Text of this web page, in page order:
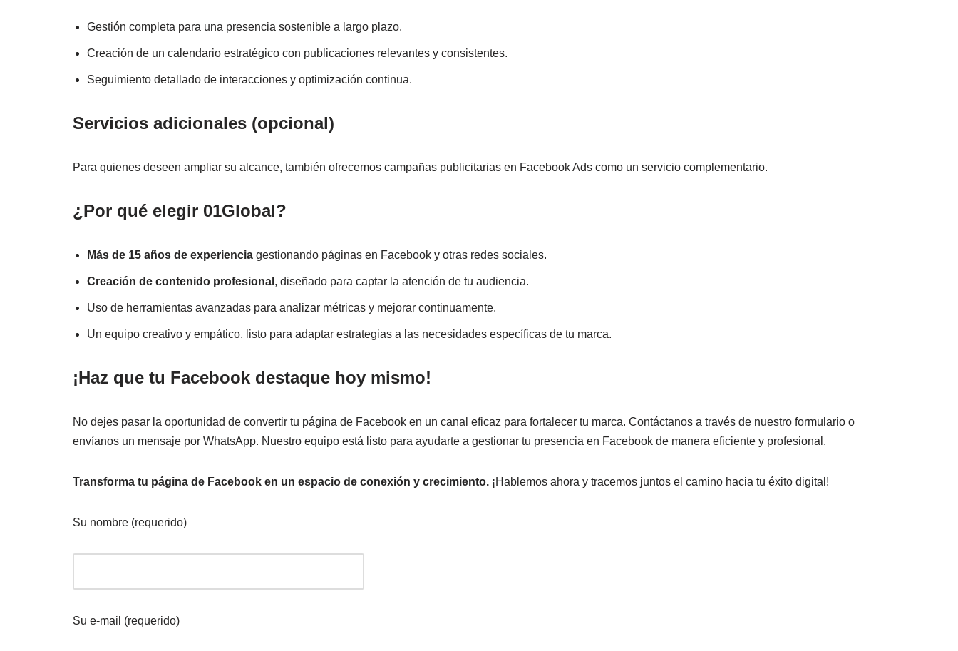
Gestión completa para una presencia sostenible a largo plazo.
Creación de un calendario estratégico con publicaciones relevantes y consistentes.
Seguimiento detallado de interacciones y optimización continua.
Servicios adicionales (opcional)
Para quienes deseen ampliar su alcance, también ofrecemos campañas publicitarias en Facebook Ads como un servicio complementario.
¿Por qué elegir 01Global?
Más de 15 años de experiencia gestionando páginas en Facebook y otras redes sociales.
Creación de contenido profesional , diseñado para captar la atención de tu audiencia.
Uso de herramientas avanzadas para analizar métricas y mejorar continuamente.
Un equipo creativo y empático, listo para adaptar estrategias a las necesidades específicas de tu marca.
¡Haz que tu Facebook destaque hoy mismo!
No dejes pasar la oportunidad de convertir tu página de Facebook en un canal eficaz para fortalecer tu marca. Contáctanos a través de nuestro formulario o
envíanos un mensaje por WhatsApp. Nuestro equipo está listo para ayudarte a gestionar tu presencia en Facebook de manera eficiente y profesional.
Transforma tu página de Facebook en un espacio de conexión y crecimiento. ¡Hablemos ahora y tracemos juntos el camino hacia tu éxito digital!
Su nombre (requerido)
Su e-mail (requerido)